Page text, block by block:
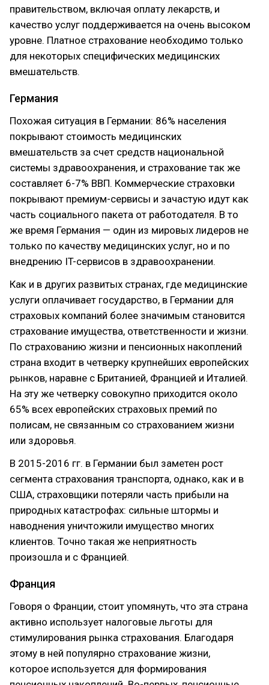
правительством, включая оплату лекарств, и
качество услуг поддерживается на очень высоком
уровне. Платное страхование необходимо только
для некоторых специфических медицинских
вмешательств.
Германия
Похожая ситуация в Германии: 86% населения
покрывают стоимость медицинских
вмешательств за счет средств национальной
системы здравоохранения, и страхование так же
составляет 6-7% ВВП. Коммерческие страховки
покрывают премиум-сервисы и зачастую идут как
часть социального пакета от работодателя. В то
же время Германия — один из мировых лидеров не
только по качеству медицинских услуг, но и по
внедрению IT-сервисов в здравоохранении.
Как и в других развитых странах, где медицинские
услуги оплачивает государство, в Германии для
страховых компаний более значимым становится
страхование имущества, ответственности и жизни.
По страхованию жизни и пенсионных накоплений
страна входит в четверку крупнейших европейских
рынков, наравне с Британией, Францией и Италией.
На эту же четверку совокупно приходится около
65% всех европейских страховых премий по
полисам, не связанным со страхованием жизни
или здоровья.
В 2015-2016 гг. в Германии был заметен рост
сегмента страхования транспорта, однако, как и в
США, страховщики потеряли часть прибыли на
природных катастрофах: сильные штормы и
наводнения уничтожили имущество многих
клиентов. Точно такая же неприятность
произошла и с Францией.
Франция
Говоря о Франции, стоит упомянуть, что эта страна
активно использует налоговые льготы для
стимулирования рынка страхования. Благодаря
этому в ней популярно страхование жизни,
которое используется для формирования